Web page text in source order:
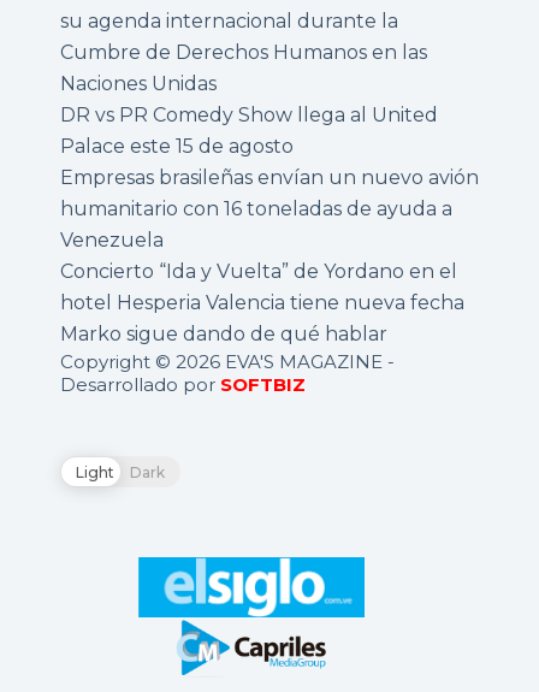
su agenda internacional durante la
Cumbre de Derechos Humanos en las
Naciones Unidas
DR vs PR Comedy Show llega al United
Palace este 15 de agosto
Empresas brasileñas envían un nuevo avión
humanitario con 16 toneladas de ayuda a
Venezuela
Concierto “Ida y Vuelta” de Yordano en el
hotel Hesperia Valencia tiene nueva fecha
Marko sigue dando de qué hablar
Copyright © 2026 EVA'S MAGAZINE -
Desarrollado por SOFTBIZ
Light Dark